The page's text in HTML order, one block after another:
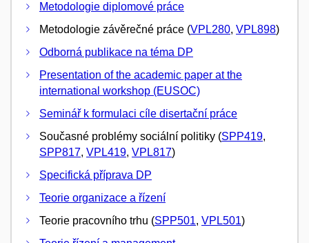
Metodologie diplomové práce
Metodologie závěrečné práce (VPL280, VPL898)
Odborná publikace na téma DP
Presentation of the academic paper at the
international workshop (EUSOC)
Seminář k formulaci cíle disertační práce
Současné problémy sociální politiky (SPP419,
SPP817, VPL419, VPL817)
Specifická příprava DP
Teorie organizace a řízení
Teorie pracovního trhu (SPP501, VPL501)